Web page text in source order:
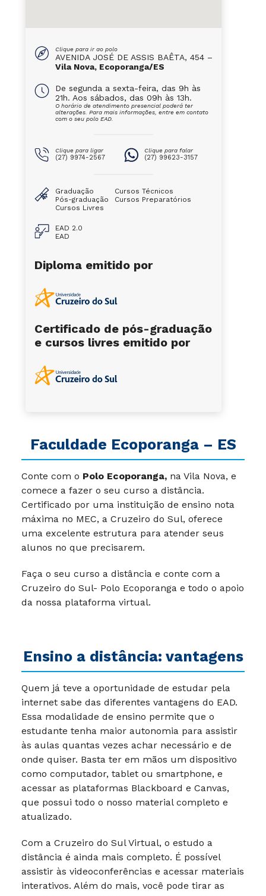
Faculdade Ecoporanga – ES
Conte com o Polo Ecoporanga, na Vila Nova, e
comece a fazer o seu curso a distância.
Certificado por uma instituição de ensino nota
máxima no MEC, a Cruzeiro do Sul, oferece
uma excelente estrutura para atender seus
alunos no que precisarem.
Faça o seu curso a distância e conte com a
Cruzeiro do Sul- Polo Ecoporanga e todo o apoio
da nossa plataforma virtual.
Ensino a distância: vantagens
Quem já teve a oportunidade de estudar pela
internet sabe das diferentes vantagens do EAD.
Essa modalidade de ensino permite que o
estudante tenha maior autonomia para assistir
às aulas quantas vezes achar necessário e de
onde quiser. Basta ter em mãos um dispositivo
como computador, tablet ou smartphone, e
acessar as plataformas Blackboard e Canvas,
que possui todo o nosso material completo e
atualizado.
Com a Cruzeiro do Sul Virtual, o estudo a
distância é ainda mais completo. É possível
assistir às videoconferências e acessar materiais
interativos. Além do mais, você pode tirar as
Clique para ir ao polo
AVENIDA JOSÉ DE ASSIS BAÊTA, 454 –
Vila Nova, Ecoporanga/ES
De segunda a sexta-feira, das 9h às
21h. Aos sábados, das 09h às 13h.
O horário de atendimento presencial poderá ter
alterações. Para mais informações, entre em contato
com o seu polo EAD.
Clique para ligar
(27) 9974-2567
Clique para falar
(27) 99623-3157
Graduação
Pós-graduação
Cursos Livres
Cursos Técnicos
Cursos Preparatórios
EAD 2.0
EAD
Diploma emitido por
Certificado de pós-graduação
e cursos livres emitido por